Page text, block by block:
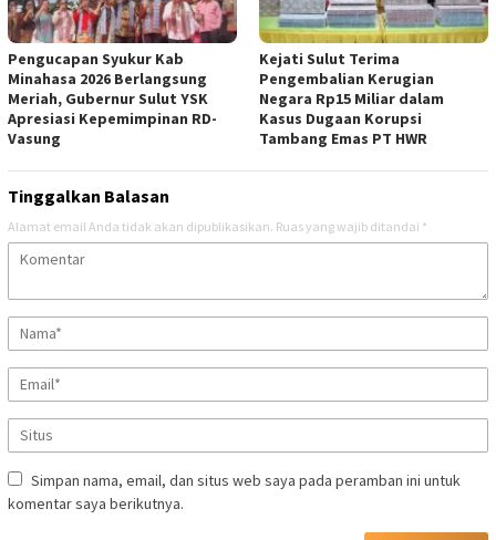
Pengucapan Syukur Kab
Minahasa 2026 Berlangsung
Meriah, Gubernur Sulut YSK
Apresiasi Kepemimpinan RD-
Vasung
Kejati Sulut Terima
Pengembalian Kerugian
Negara Rp15 Miliar dalam
Kasus Dugaan Korupsi
Tambang Emas PT HWR
Tinggalkan Balasan
Alamat email Anda tidak akan dipublikasikan. Ruas yang wajib ditandai *
Simpan nama, email, dan situs web saya pada peramban ini untuk
komentar saya berikutnya.